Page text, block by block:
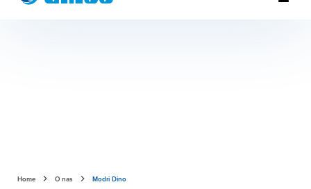
Home O nas Modri Dino